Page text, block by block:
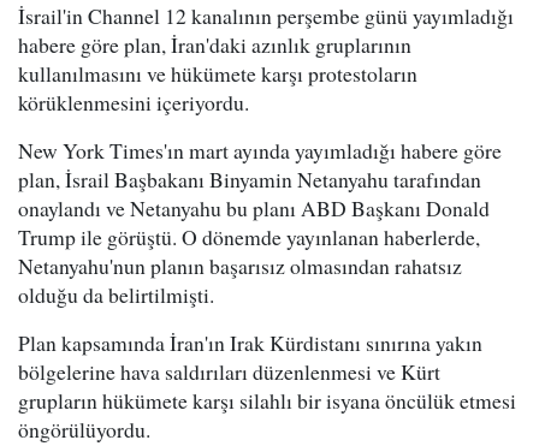
İsrail'in Channel 12 kanalının perşembe günü yayımladığı
habere göre plan, İran'daki azınlık gruplarının
kullanılmasını ve hükümete karşı protestoların
körüklenmesini içeriyordu.
New York Times'ın mart ayında yayımladığı habere göre
plan, İsrail Başbakanı Binyamin Netanyahu tarafından
onaylandı ve Netanyahu bu planı ABD Başkanı Donald
Trump ile görüştü. O dönemde yayınlanan haberlerde,
Netanyahu'nun planın başarısız olmasından rahatsız
olduğu da belirtilmişti.
Plan kapsamında İran'ın Irak Kürdistanı sınırına yakın
bölgelerine hava saldırıları düzenlenmesi ve Kürt
grupların hükümete karşı silahlı bir isyana öncülük etmesi
öngörülüyordu.